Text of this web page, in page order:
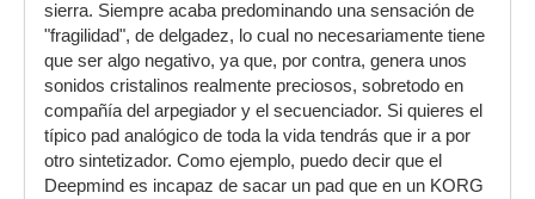
sierra. Siempre acaba predominando una sensación de
"fragilidad", de delgadez, lo cual no necesariamente tiene
que ser algo negativo, ya que, por contra, genera unos
sonidos cristalinos realmente preciosos, sobretodo en
compañía del arpegiador y el secuenciador. Si quieres el
típico pad analógico de toda la vida tendrás que ir a por
otro sintetizador. Como ejemplo, puedo decir que el
Deepmind es incapaz de sacar un pad que en un KORG